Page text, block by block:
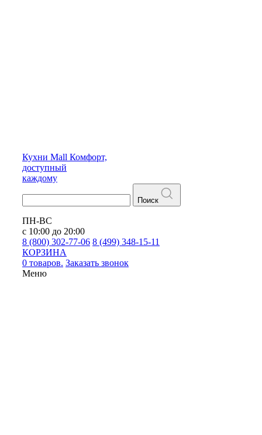
Кухни Mall Комфорт,
доступный
каждому
Поиск
ПН-ВС
с 10:00 до 20:00
8 (800) 302-77-06 8 (499) 348-15-11
КОРЗИНА
0 товаров. Заказать звонок
Меню